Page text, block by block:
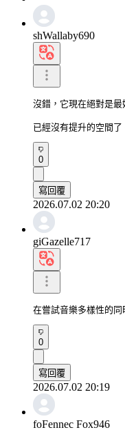
shWallaby690
沒錯，它現在絕對是最
已經沒有提升的空間了
0
寫回覆
2026.07.02 20:20
giGazelle717
在嘗試音樂多樣性的
0
寫回覆
2026.07.02 20:19
foFennec Fox946